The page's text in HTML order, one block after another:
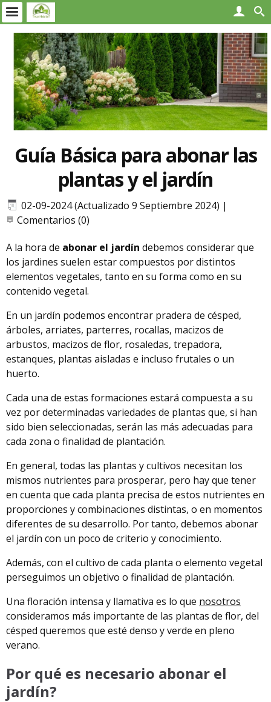
Guía Básica para abonar las
plantas y el jardín
02-09-2024 (Actualizado 9 Septiembre 2024) |
Comentarios (0)
A la hora de abonar el jardín debemos considerar que
los jardines suelen estar compuestos por distintos
elementos vegetales, tanto en su forma como en su
contenido vegetal.
En un jardín podemos encontrar pradera de césped,
árboles, arriates, parterres, rocallas, macizos de
arbustos, macizos de flor, rosaledas, trepadora,
estanques, plantas aisladas e incluso frutales o un
huerto.
Cada una de estas formaciones estará compuesta a su
vez por determinadas variedades de plantas que, si han
sido bien seleccionadas, serán las más adecuadas para
cada zona o finalidad de plantación.
En general, todas las plantas y cultivos necesitan los
mismos nutrientes para prosperar, pero hay que tener
en cuenta que cada planta precisa de estos nutrientes en
proporciones y combinaciones distintas, o en momentos
diferentes de su desarrollo. Por tanto, debemos abonar
el jardín con un poco de criterio y conocimiento.
Además, con el cultivo de cada planta o elemento vegetal
perseguimos un objetivo o finalidad de plantación.
Una floración intensa y llamativa es lo que nosotros
consideramos más importante de las plantas de flor, del
césped queremos que esté denso y verde en pleno
verano.
Por qué es necesario abonar el
jardín?